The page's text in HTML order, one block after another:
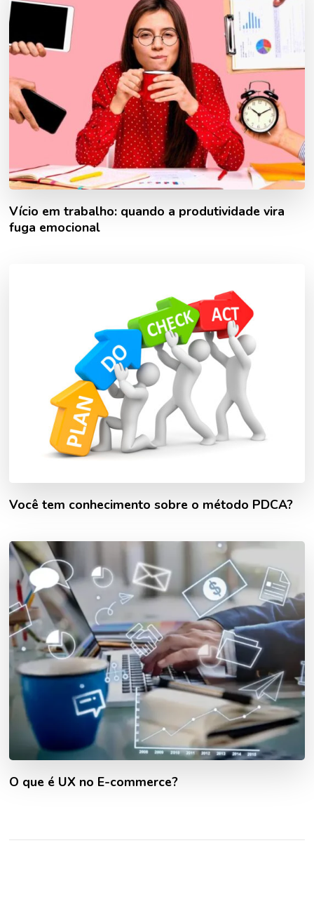
Vício em trabalho: quando a produtividade vira
fuga emocional
Você tem conhecimento sobre o método PDCA?
O que é UX no E-commerce?